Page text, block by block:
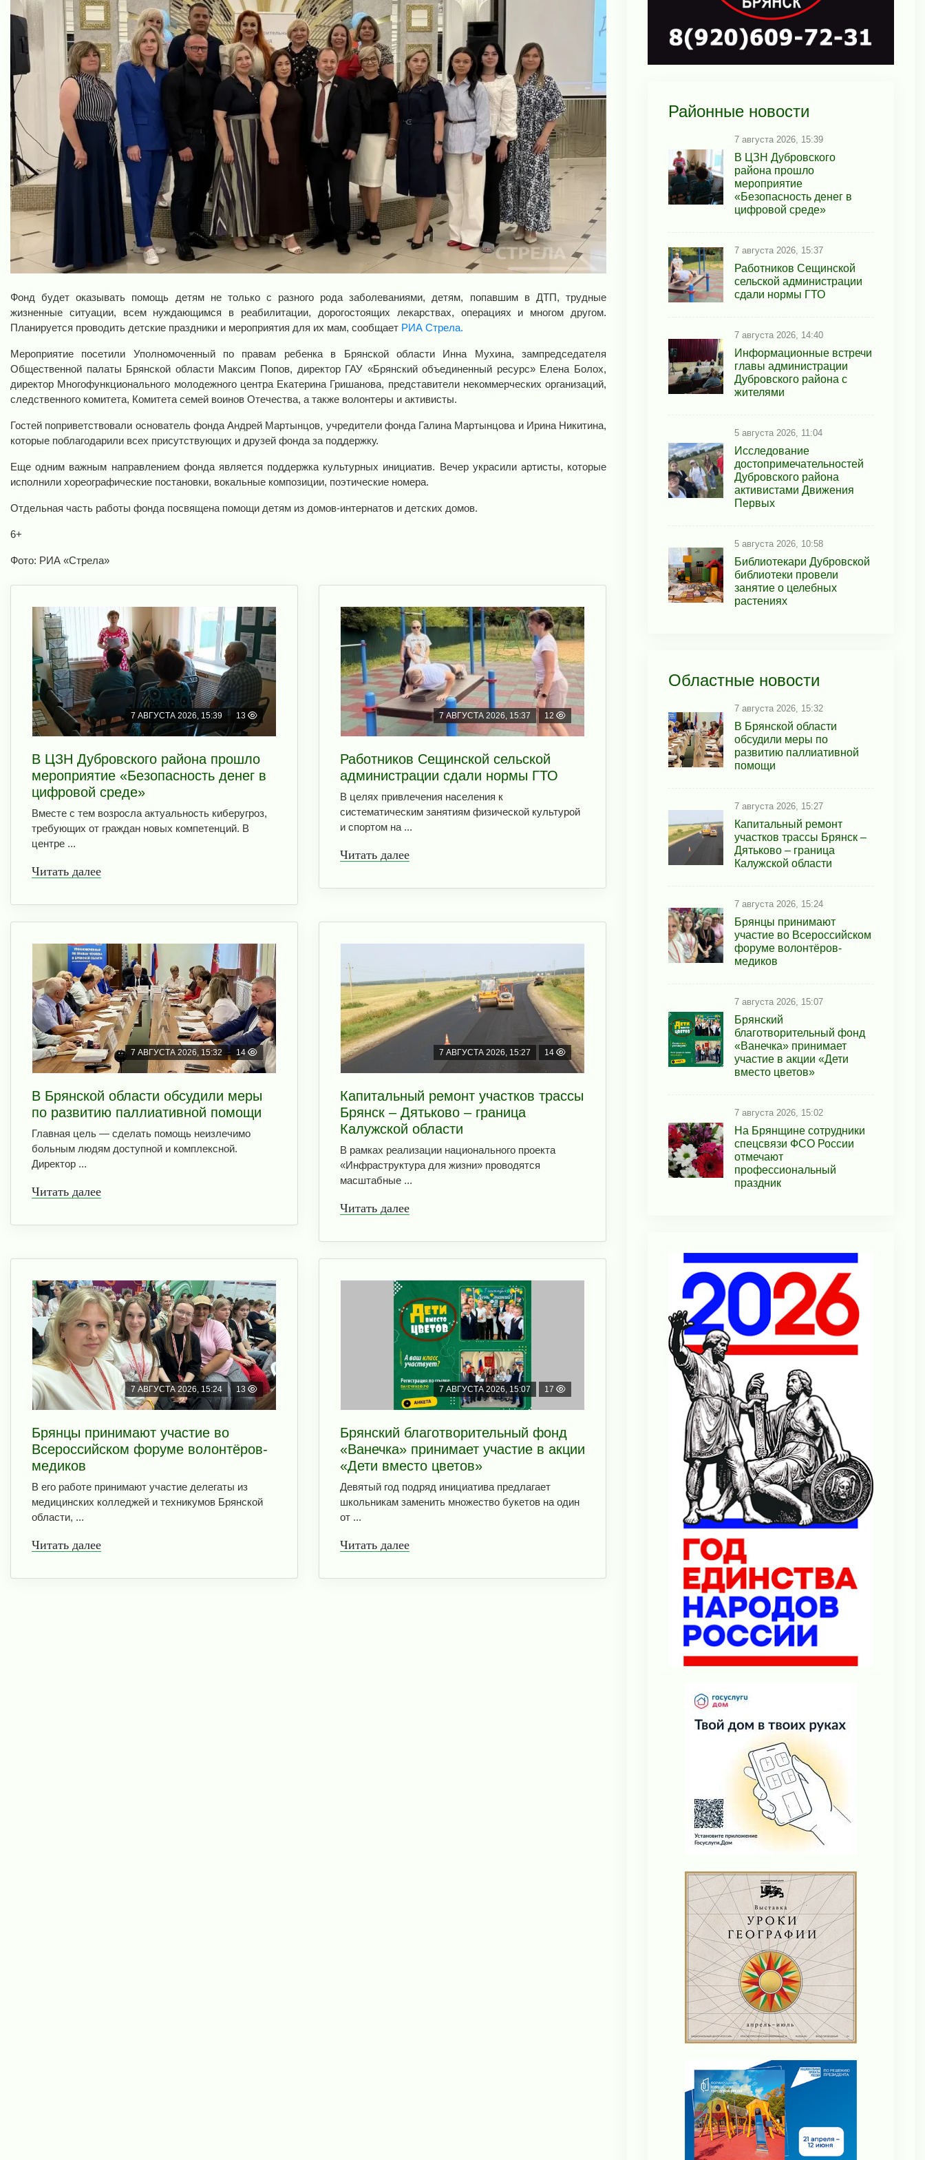
Фонд будет оказывать помощь детям не только с разного рода заболеваниями, детям, попавшим в ДТП, трудные
жизненные ситуации, всем нуждающимся в реабилитации, дорогостоящих лекарствах, операциях и многом другом.
Планируется проводить детские праздники и мероприятия для их мам, сообщает РИА Стрела.
Мероприятие посетили Уполномоченный по правам ребенка в Брянской области Инна Мухина, зампредседателя
Общественной палаты Брянской области Максим Попов, директор ГАУ «Брянский объединенный ресурс» Елена Болох,
директор Многофункционального молодежного центра Екатерина Гришанова, представители некоммерческих организаций,
следственного комитета, Комитета семей воинов Отечества, а также волонтеры и активисты.
Гостей поприветствовали основатель фонда Андрей Мартынцов, учредители фонда Галина Мартынцова и Ирина Никитина,
которые поблагодарили всех присутствующих и друзей фонда за поддержку.
Еще одним важным направлением фонда является поддержка культурных инициатив. Вечер украсили артисты, которые
исполнили хореографические постановки, вокальные композиции, поэтические номера.
Отдельная часть работы фонда посвящена помощи детям из домов-интернатов и детских домов.
6+
Фото: РИА «Стрела»
7 АВГУСТА 2026, 15:39 13
В ЦЗН Дубровского района прошло
мероприятие «Безопасность денег в
цифровой среде»
Вместе с тем возросла актуальность киберугроз,
требующих от граждан новых компетенций. В
центре ...
Читать далее
7 АВГУСТА 2026, 15:37 12
Работников Сещинской сельской
администрации сдали нормы ГТО
В целях привлечения населения к
систематическим занятиям физической культурой
и спортом на ...
Читать далее
7 АВГУСТА 2026, 15:32 14
В Брянской области обсудили меры
по развитию паллиативной помощи
Главная цель — сделать помощь неизлечимо
больным людям доступной и комплексной.
Директор ...
Читать далее
7 АВГУСТА 2026, 15:27 14
Капитальный ремонт участков трассы
Брянск – Дятьково – граница
Калужской области
В рамках реализации национального проекта
«Инфраструктура для жизни» проводятся
масштабные ...
Читать далее
7 АВГУСТА 2026, 15:24 13
Брянцы принимают участие во
Всероссийском форуме волонтёров-
медиков
В его работе принимают участие делегаты из
медицинских колледжей и техникумов Брянской
области, ...
Читать далее
7 АВГУСТА 2026, 15:07 17
Брянский благотворительный фонд
«Ванечка» принимает участие в акции
«Дети вместо цветов»
Девятый год подряд инициатива предлагает
школьникам заменить множество букетов на один
от ...
Читать далее
Районные новости
7 августа 2026, 15:39
В ЦЗН Дубровского
района прошло
мероприятие
«Безопасность денег в
цифровой среде»
7 августа 2026, 15:37
Работников Сещинской
сельской администрации
сдали нормы ГТО
7 августа 2026, 14:40
Информационные встречи
главы администрации
Дубровского района с
жителями
5 августа 2026, 11:04
Исследование
достопримечательностей
Дубровского района
активистами Движения
Первых
5 августа 2026, 10:58
Библиотекари Дубровской
библиотеки провели
занятие о целебных
растениях
Областные новости
7 августа 2026, 15:32
В Брянской области
обсудили меры по
развитию паллиативной
помощи
7 августа 2026, 15:27
Капитальный ремонт
участков трассы Брянск –
Дятьково – граница
Калужской области
7 августа 2026, 15:24
Брянцы принимают
участие во Всероссийском
форуме волонтёров-
медиков
7 августа 2026, 15:07
Брянский
благотворительный фонд
«Ванечка» принимает
участие в акции «Дети
вместо цветов»
7 августа 2026, 15:02
На Брянщине сотрудники
спецсвязи ФСО России
отмечают
профессиональный
праздник